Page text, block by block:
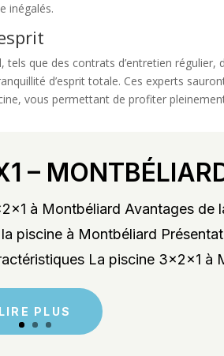
inégalés.
que des contrats d’entretien
d’esprit totale. Ces experts
vous permettant de profiter
–
à Montbéliard Avantages de
piscine à Montbéliard
La piscine 3x2x1 à
LIRE PLUS